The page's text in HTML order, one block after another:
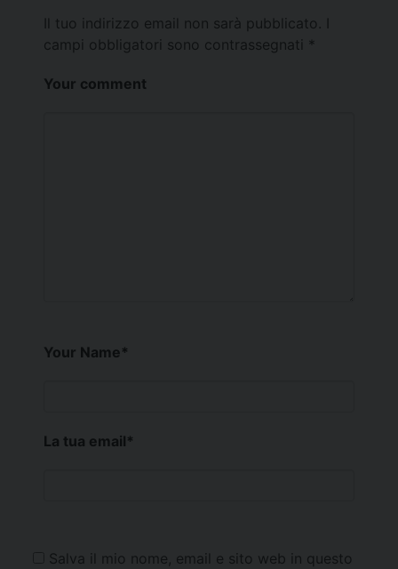
Il tuo indirizzo email non sarà pubblicato.
campi obbligatori sono contrassegnati *
Your comment
Your Name*
La tua email*
Salva il mio nome, email e sito web in questo